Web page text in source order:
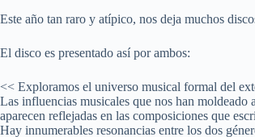
Este año tan raro y atípico, nos deja muchos
El disco es presentado así por ambos:
<< Exploramos el universo musical formal del
Las influencias musicales que nos han
aparecen reflejadas en las composiciones que
Hay innumerables resonancias entre los dos